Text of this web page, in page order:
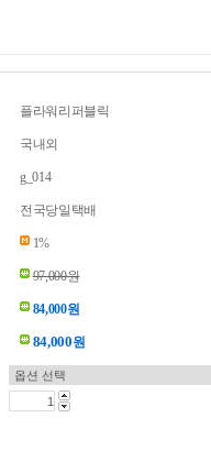
플라워리퍼블릭
국내외
g_014
전국당일택배
1%
97,000원
84,000원
84,000원